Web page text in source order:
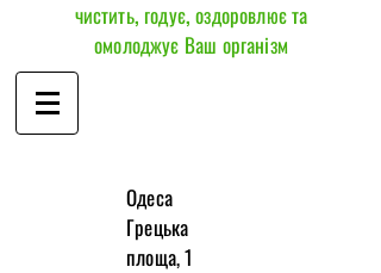
чистить, годує, оздоровлює та
омолоджує Ваш організм
​Одеса
Грецька
площа, 1